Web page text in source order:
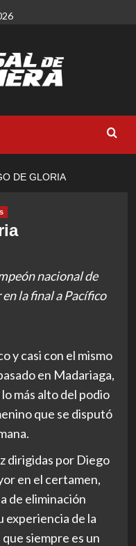
DE GLORIA
nacional de
la final a Pacífico
y casi con el mismo
en Madariaga,
más alto del podio
que se disputó
dirigidas por Diego
en el certamen,
de eliminación
experiencia de la
siempre es un